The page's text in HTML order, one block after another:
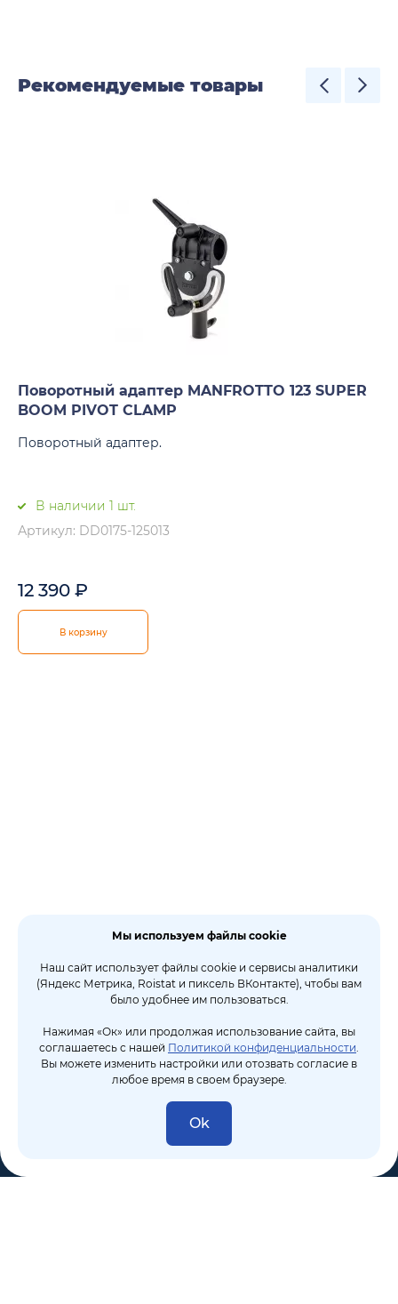
Рекомендуемые товары
Поворотный адаптер MANFROTTO 123 SUPER
BOOM PIVOT CLAMP
Поворотный адаптер.
В наличии 1 шт.
Артикул: DD0175-125013
12 390 ₽
В корзину
Мы используем файлы cookie
Наш сайт использует файлы cookie и сервисы аналитики
(Яндекс Метрика, Roistat и пиксель ВКонтакте), чтобы вам
было удобнее им пользоваться.
Нажимая «Ок» или продолжая использование сайта, вы
соглашаетесь с нашей Политикой конфиденциальности.
Вы можете изменить настройки или отозвать согласие в
любое время в своем браузере.
Ok